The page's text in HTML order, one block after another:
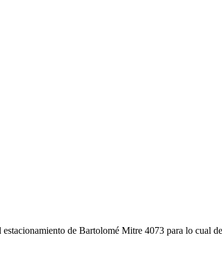
de Bartolomé Mitre 4073 para lo cual